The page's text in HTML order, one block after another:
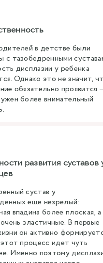
в детстве были
с тазобедренными
дисплазии у ребенка
Однако это не значит,
обязательно проявится
более внимательный
развития суставов
сустав у
еще незрелый:
впадина более плоская, а
эластичные. В первые
он активно
процесс идет чуть
Именно поэтому